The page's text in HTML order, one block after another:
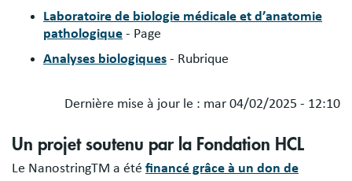
Laboratoire de biologie médicale et d’anatomie
pathologique - Page
Analyses biologiques - Rubrique
Dernière mise à jour le : mar 04/02/2025 - 12:10
Blocs
libres
Un projet soutenu par la Fondation HCL
Le NanostringTM a été financé grâce à un don de